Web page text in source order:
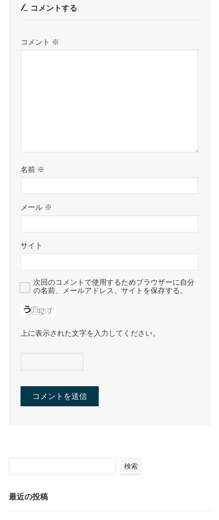
コメントする
コメント ※
名前 ※
メール ※
サイト
次回のコメントで使用するためブラウザーに自分
の名前、メールアドレス、サイトを保存する。
上に表示された文字を入力してください。
検索
最近の投稿